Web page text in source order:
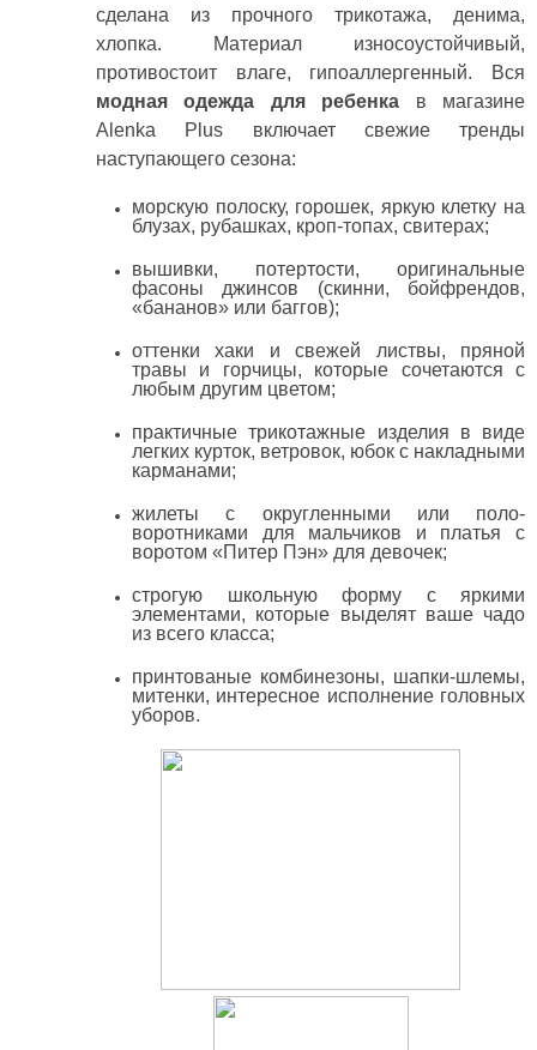
сделана из прочного трикотажа, денима,
хлопка. Материал износоустойчивый,
противостоит влаге, гипоаллергенный. Вся
модная одежда для ребенка в магазине
Alenka Plus включает свежие тренды
наступающего сезона:
морскую полоску, горошек, яркую клетку на
блузах, рубашках, кроп-топах, свитерах;
вышивки, потертости, оригинальные
фасоны джинсов (скинни, бойфрендов,
«бананов» или баггов);
оттенки хаки и свежей листвы, пряной
травы и горчицы, которые сочетаются с
любым другим цветом;
практичные трикотажные изделия в виде
легких курток, ветровок, юбок с накладными
карманами;
жилеты с округленными или поло-
воротниками для мальчиков и платья с
воротом «Питер Пэн» для девочек;
строгую школьную форму с яркими
элементами, которые выделят ваше чадо
из всего класса;
принтованые комбинезоны, шапки-шлемы,
митенки, интересное исполнение головных
уборов.